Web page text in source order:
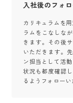
入社後のフォ
カリキュラムを
ラムをこなしな
きます。その後
いただきます。
ン担当として活
状況も都度確認
るようフォローい